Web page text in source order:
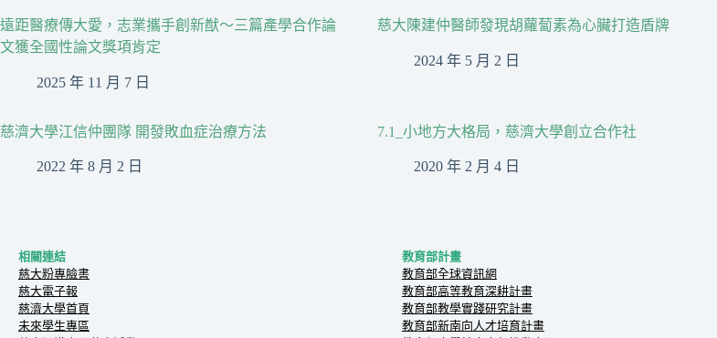
遠距醫療傳大愛，志業攜手創新猷～三篇產學合作論
文獲全國性論文獎項肯定
2025 年 11 月 7 日
慈大陳建仲醫師發現胡蘿蔔素為心臟打造盾牌
2024 年 5 月 2 日
慈濟大學江信仲團隊 開發敗血症治療方法
2022 年 8 月 2 日
7.1_小地方大格局，慈濟大學創立合作社
2020 年 2 月 4 日
相關連結
慈大粉專臉書
慈大電子報
慈濟大學首頁
未來學生專區
教育部計畫
教育部全球資訊網
教育部高等教育深耕計畫
教育部教學實踐研究計畫
教育部新南向人才培育計畫